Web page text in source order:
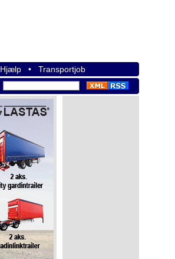
Hjælp • Transportjob